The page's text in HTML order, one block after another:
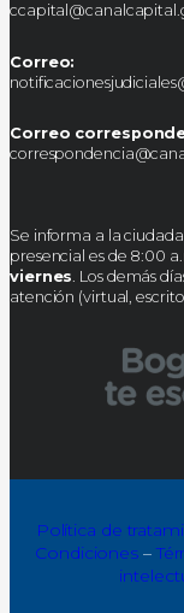
Correo:
Correo
Se informa a la
presencial es de 8:00
viernes. Los demás
atención (virtual,
Política de
Condiciones –